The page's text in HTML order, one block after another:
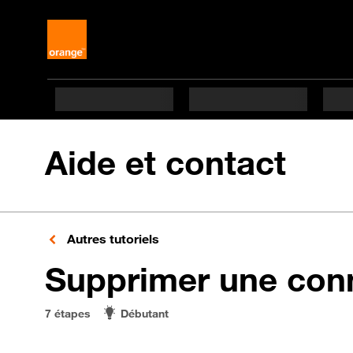
Aide et contact
Autres tutoriels
Supprimer une
7 étapes Débutant